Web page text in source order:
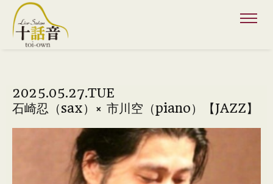
2025.05.27.TUE
石崎忍（sax）× 市川空（piano）【JAZZ】